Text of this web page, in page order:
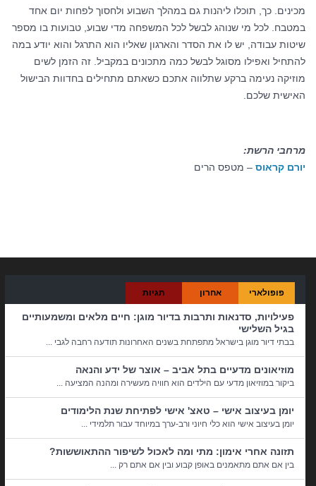
מכינים. כך, תוכלו ליהנות גם במהלך השבוע ולחסוך לפחות יום אחד
במטבח. לכל מי שנוהג לבשל לכל המשפחה מדי שבוע, טבועות בו מספר
שיטות עבודה, יש לו את הסדר והארגון שאליו הוא התרגל והוא יודע במה
להתחיל ואפילו מסוגל לבשל כמה מתכונים במקביל. זה הזמן לשים
מוזיקה נעימה ברקע שתלווה אתכם כשאתם מתחילים בחדוות הבישול
האישית שלכם.
מרחבי הרשת:
יורם קראוס – מטפס הרים
פופולארי אחרון תגיות
פעילויות, סדנאות ותרבות בדיור מוגן: חיים מלאים ומשמעותיים
בגיל השלישי
בבתי דיור מוגן בישראל מתפתחת בשנים האחרונות תודעה רחבה לגבי ...
מוזיאונים מדעיים בתל אביב – אוצר של ידע והנאה
ביקור במוזיאון מדעי עם הילדים הוא חוויה מעשירה ומהנה המציעה ...
יומן בעיצוב אישי – טאצ' אישי לפתיחת שנת הלימודים
יומן בעיצוב אישי הוא כלי חיוני ורב-ערך במיוחד עבור תלמידי ...
תזונה אחרי אימון: מתי ומה לאכול לשיפור ההתאוששות?
בין אם אתם מתאמנים באופן קבוע ובין אם אתם רק ...